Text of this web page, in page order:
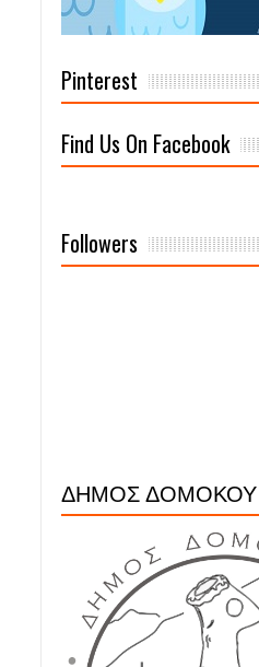
Pinterest
Find Us On Facebook
Followers
ΔΗΜΟΣ ΔΟΜΟΚΟΥ